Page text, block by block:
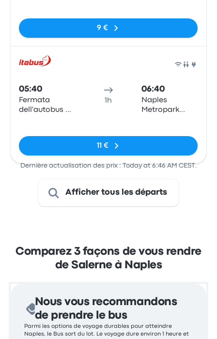
9 €
05:40
Fermata
dell'autobus de
Concordia
1h
06:40
Naples
Metropark
11 €
Dernière actualisation des prix : Today at 6:46 AM CEST.
Afficher tous les départs
Comparez 3 façons de vous rendre
de Salerne à Naples
Nous vous recommandons
de prendre le bus
Parmi les options de voyage durables pour atteindre
Naples, le Bus sort du lot. Le voyage dure environ 1 heure et